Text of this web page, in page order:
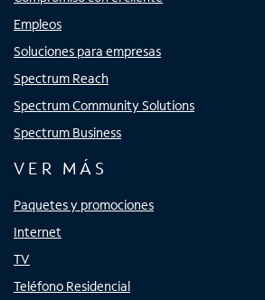
Empleos
Soluciones para empresas
Spectrum Reach
Spectrum Community Solutions
Spectrum Business
VER MÁS
Paquetes y promociones
Internet
TV
Teléfono Residencial